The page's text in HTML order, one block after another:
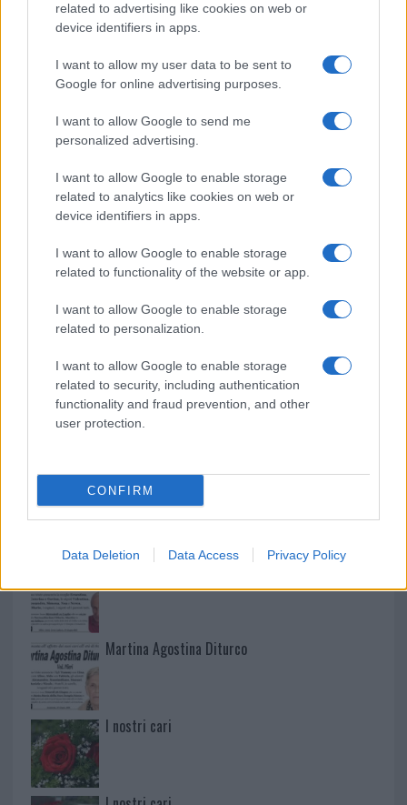
related to advertising like cookies on web or
device identifiers in apps.
I want to allow my user data to be sent to
Google for online advertising purposes.
I want to allow Google to send me
personalized advertising.
I want to allow Google to enable storage
related to analytics like cookies on web or
device identifiers in apps.
I want to allow Google to enable storage
related to functionality of the website or app.
I want to allow Google to enable storage
related to personalization.
I want to allow Google to enable storage
related to security, including authentication
functionality and fraud prevention, and other
user protection.
CONFIRM
Data Deletion Data Access Privacy Policy
Michelle Hunziker in Gallura, bella anche dal
accoglienza minori chiude
Olbia, divieto di sosta contro spaccio e degrado:
esplode la protesta
Mario Malu
Martina Agostina Diturco
I nostri cari